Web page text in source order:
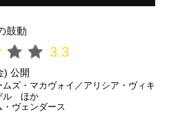
鼓動
3.3
) 公開
ムズ・マカヴォイ／アリシア・ヴィキ
ル ほか
・ヴェンダース